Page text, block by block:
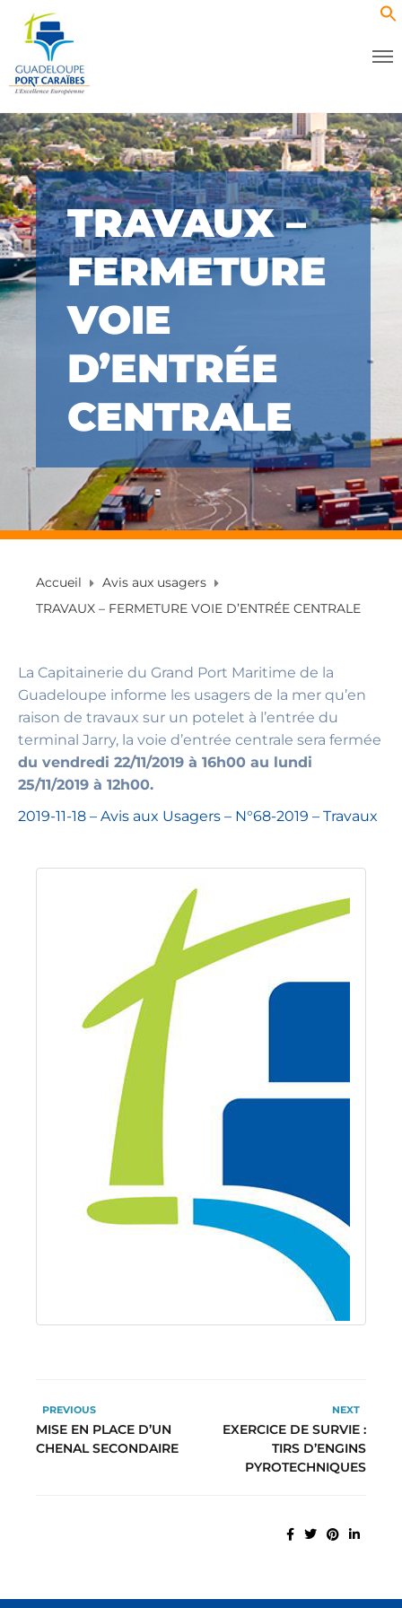
TRAVAUX –
FERMETURE
VOIE
D’ENTRÉE
CENTRALE
Accueil
Avis aux usagers
TRAVAUX – FERMETURE VOIE D’ENTRÉE CENTRALE
La Capitainerie du Grand Port Maritime de la
Guadeloupe informe les usagers de la mer qu’en
raison de travaux sur un potelet à l’entrée du
terminal Jarry, la voie d’entrée centrale sera fermée
du vendredi 22/11/2019 à 16h00 au lundi
25/11/2019 à 12h00.
2019-11-18 – Avis aux Usagers – N°68-2019 – Travaux
PREVIOUS
MISE EN PLACE D’UN
CHENAL SECONDAIRE
NEXT
EXERCICE DE SURVIE :
TIRS D’ENGINS
PYROTECHNIQUES